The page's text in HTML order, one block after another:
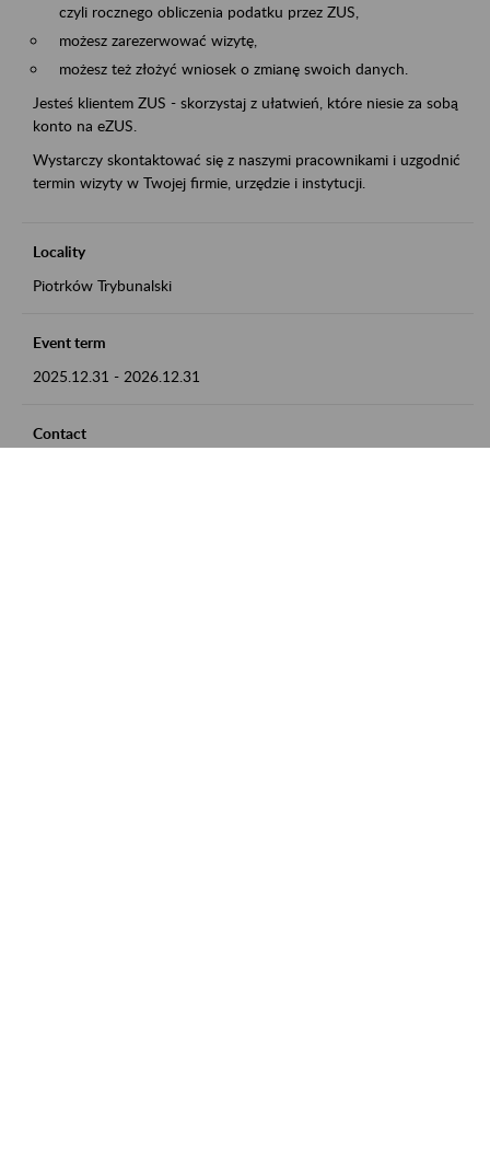
czyli rocznego obliczenia podatku przez ZUS,
możesz zarezerwować wizytę,
możesz też złożyć wniosek o zmianę swoich danych.
Jesteś klientem ZUS - skorzystaj z ułatwień, które niesie za sobą
konto na eZUS.
Wystarczy skontaktować się z naszymi pracownikami i uzgodnić
termin wizyty w Twojej firmie, urzędzie i instytucji.
Locality
Piotrków Trybunalski
Event term
2025.12.31 - 2026.12.31
Contact